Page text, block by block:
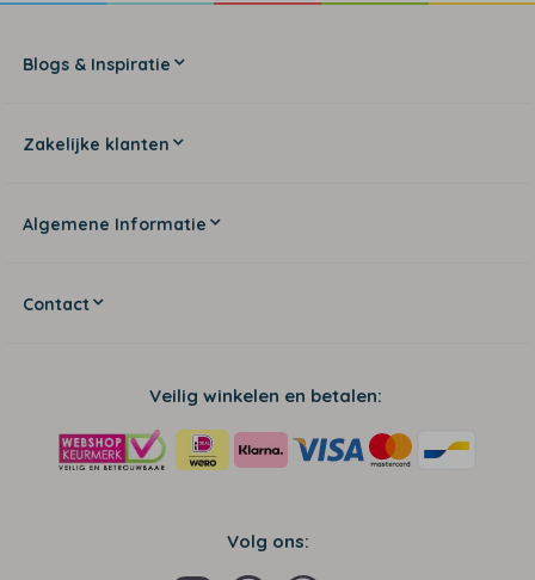
Blogs & Inspiratie
Zakelijke klanten
Algemene Informatie
Contact
Veilig winkelen en betalen:
Volg ons: